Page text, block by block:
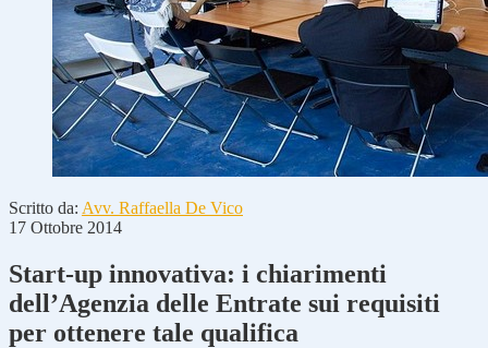
Scritto da: Avv. Raffaella De Vico
17 Ottobre 2014
Start-up innovativa: i chiarimenti
dell’Agenzia delle Entrate sui requisiti
per ottenere tale qualifica